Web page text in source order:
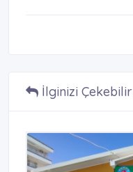
İlginizi Çekebilir